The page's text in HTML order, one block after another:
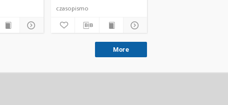
czasopismo
More